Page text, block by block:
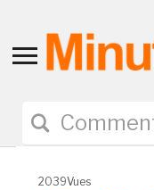
Toggle
navigation
2039Vues